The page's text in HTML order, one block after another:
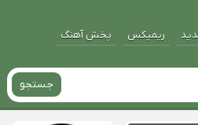
ریمیکس پخش آهنگ
جستجو